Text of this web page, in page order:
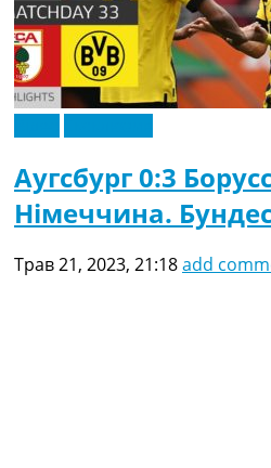
Аугсбург 0:3
Німеччина.
Трав 21, 2023, 21:18add